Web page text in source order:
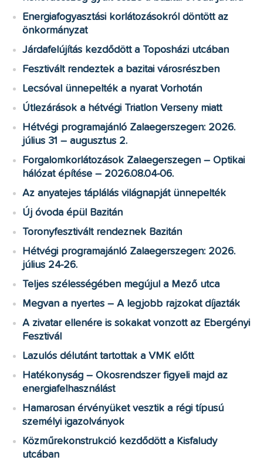
Energiafogyasztási korlátozásokról döntött az
önkormányzat
Járdafelújítás kezdődött a Toposházi utcában
Fesztivált rendeztek a bazitai városrészben
Lecsóval ünnepelték a nyarat Vorhotán
Útlezárások a hétvégi Triatlon Verseny miatt
Hétvégi programajánló Zalaegerszegen: 2026.
július 31 – augusztus 2.
Forgalomkorlátozások Zalaegerszegen – Optikai
hálózat építése – 2026.08.04-06.
Az anyatejes táplálás világnapját ünnepelték
Új óvoda épül Bazitán
Toronyfesztivált rendeznek Bazitán
Hétvégi programajánló Zalaegerszegen: 2026.
július 24-26.
Teljes szélességében megújul a Mező utca
Megvan a nyertes – A legjobb rajzokat díjazták
A zivatar ellenére is sokakat vonzott az Ebergényi
Fesztivál
Lazulós délutánt tartottak a VMK előtt
Hatékonyság – Okosrendszer figyeli majd az
energiafelhasználást
Hamarosan érvényüket vesztik a régi típusú
személyi igazolványok
Közműrekonstrukció kezdődött a Kisfaludy
utcában